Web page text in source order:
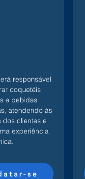
responsável
coquetéis
e bebidas
atendendo às
dos clientes e
experiência
se